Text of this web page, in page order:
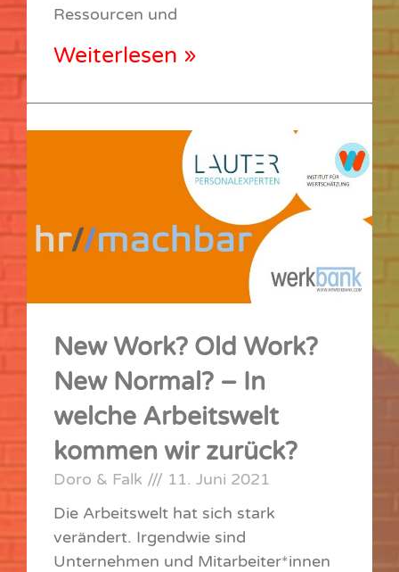
Ressourcen und
Weiterlesen »
New Work? Old Work?
New Normal? – In
welche Arbeitswelt
kommen wir zurück?
Doro & Falk
11. Juni 2021
Die Arbeitswelt hat sich stark
verändert. Irgendwie sind
Unternehmen und Mitarbeiter*innen